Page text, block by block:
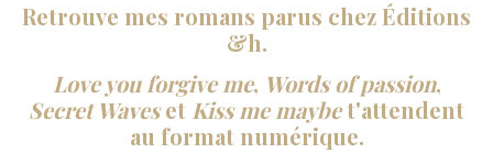
Retrouve mes romans parus chez Éditions
&h.
Love you forgive me, Words of passion,
Secret Waveset Kiss me maybet'attendent
au format numérique.